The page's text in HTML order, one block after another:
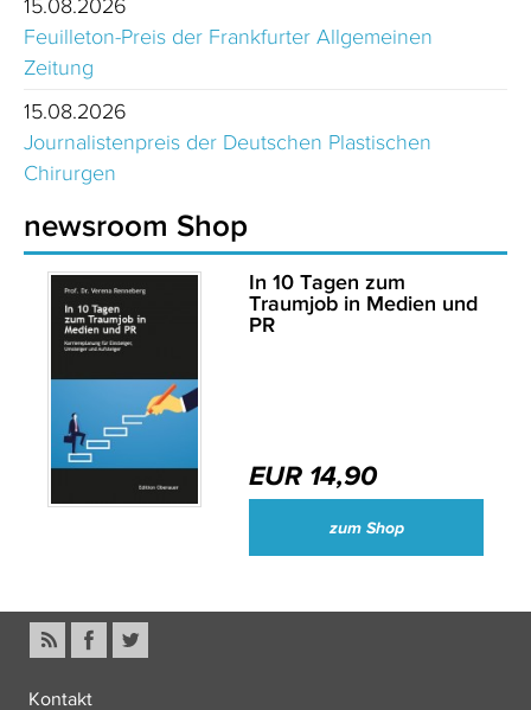
15.08.2026
Feuilleton-Preis der Frankfurter Allgemeinen
Zeitung
15.08.2026
Journalistenpreis der Deutschen Plastischen
Chirurgen
newsroom Shop
In 10 Tagen zum
Traumjob in Medien und
PR
EUR 14,90
zum Shop
Kontakt